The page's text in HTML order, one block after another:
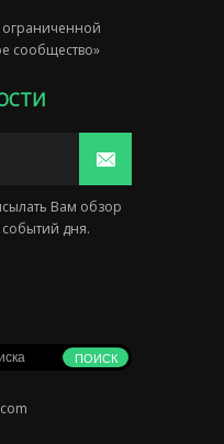
сообщество»
Вам обзор
дня.